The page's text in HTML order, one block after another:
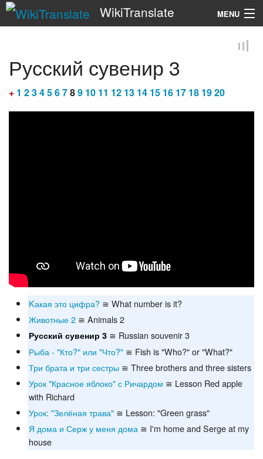
WikiTranslate MENU
Русский сувенир 3
+ 1 23456789 10 11 12 13 14 15 16 17 18 1920
Kакая это цифра? ≅ What number is it?
Животные 2 ≅ Animals 2
Русский сувенир 3 ≅ Russian souvenir 3
Рыба - "Кто?" или "Что?" ≅ Fish is "Who?" or "What?"
Три брата и три сестры ≅ Three brothers and three sisters
Урок "Красное яблоко" с Ричардом ≅ Lesson Red apple
with Richard
Урок: "Зелёная трава" ≅ Lesson: "Green grass"
Я дома и Серж у меня дома ≅ I'm home and Serge at my
house